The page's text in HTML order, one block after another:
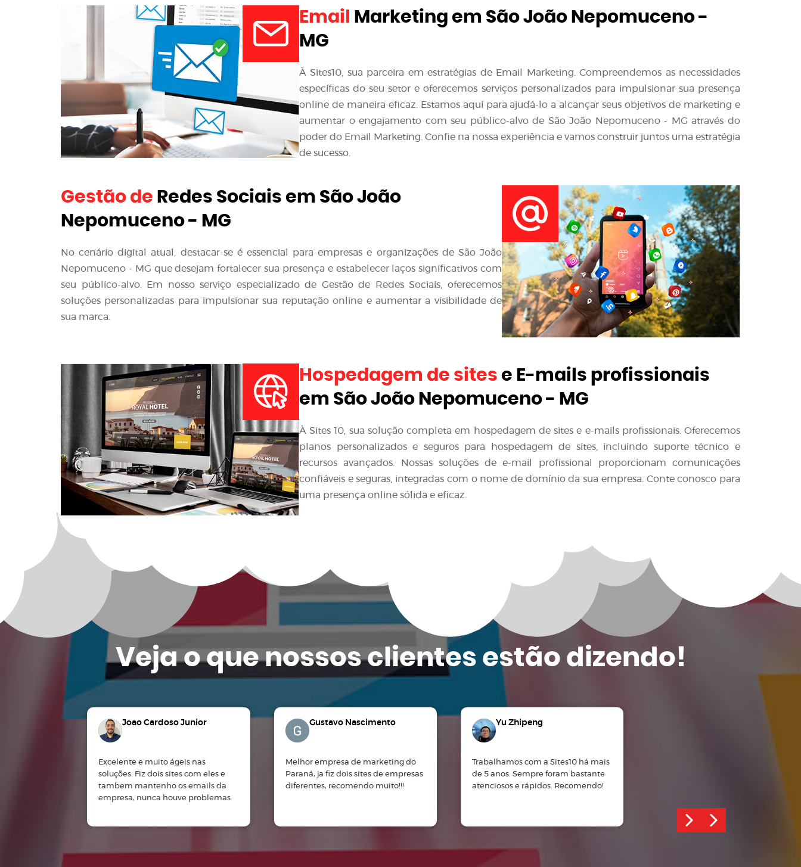
Email
Marketing em São João Nepomuceno -
MG
À Sites10, sua parceira em estratégias de Email Marketing. Compreendemos as necessidades
específicas do seu setor e oferecemos serviços personalizados para impulsionar sua presença
online de maneira eficaz. Estamos aqui para ajudá-lo a alcançar seus objetivos de marketing e
aumentar o engajamento com seu público-alvo de São João Nepomuceno - MG através do
poder do Email Marketing. Confie na nossa experiência e vamos construir juntos uma estratégia
de sucesso.
Gestão de Redes Sociais em São João
Nepomuceno - MG
No cenário digital atual, destacar-se é essencial para empresas e organizações de São João
Nepomuceno - MG que desejam fortalecer sua presença e estabelecer laços significativos com
seu público-alvo. Em nosso serviço especializado de Gestão de Redes Sociais, oferecemos
soluções personalizadas para impulsionar sua reputação online e aumentar a visibilidade de
sua marca.
Hospedagem de sites e E-mails profissionais
em São João Nepomuceno - MG
À Sites 10, sua solução completa em hospedagem de sites e e-mails profissionais. Oferecemos
planos personalizados e seguros para hospedagem de sites, incluindo suporte técnico e
recursos avançados. Nossas soluções de e-mail profissional proporcionam comunicações
confiáveis e seguras, integradas com o nome de domínio da sua empresa. Conte conosco para
uma presença online sólida e eficaz.
Veja o quenossos clientes estão dizendo!
Joao Cardoso Junior
Excelente e muito ágeis nas
soluções. Fiz dois sites com eles e
tambem mantenho os emails da
empresa, nunca houve problemas.
Gustavo Nascimento
Melhor empresa de marketing do
Paraná, ja fiz dois sites de empresas
diferentes, recomendo muito!!!
Yu Zhipeng
Trabalhamos com a Sites10 há mais
de 5 anos. Sempre foram bastante
atenciosos e rápidos. Recomendo!
desenvolvido com profissionalismo!